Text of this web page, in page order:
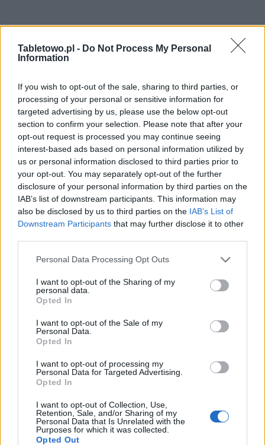
Tabletowo.pl - Do Not Process My Personal
Information
If you wish to opt-out of the sale, sharing to third parties, or
processing of your personal or sensitive information for
targeted advertising by us, please use the below opt-out
section to confirm your selection. Please note that after your
opt-out request is processed you may continue seeing
interest-based ads based on personal information utilized by
us or personal information disclosed to third parties prior to
your opt-out. You may separately opt-out of the further
disclosure of your personal information by third parties on the
IAB’s list of downstream participants. This information may
also be disclosed by us to third parties on the IAB’s List of
Downstream Participants that may further disclose it to other
Please note that this website/app uses one or more Google
not limited to your visit or usage behaviour. You may click to
grant or deny consent to Google and its third-party tags to
use your data for below specified purposes in below Google
consent section.
Personal Data Processing Opt Outs
I want to opt-out of the Sharing of my
personal data.
Opted In
I want to opt-out of the Sale of my
Personal Data.
Opted In
I want to opt-out of processing my
Personal Data for Targeted Advertising.
Opted In
I want to opt-out of Collection, Use,
Retention, Sale, and/or Sharing of my
Personal Data that Is Unrelated with the
Purposes for which it was collected.
Opted Out